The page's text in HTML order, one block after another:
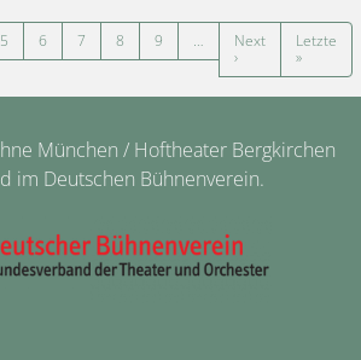
5 6 7 8 9
Next
›Nächste Seite
Letzte
»Letzte
München / Hoftheater Bergkirchen
im Deutschen Bühnenverein.